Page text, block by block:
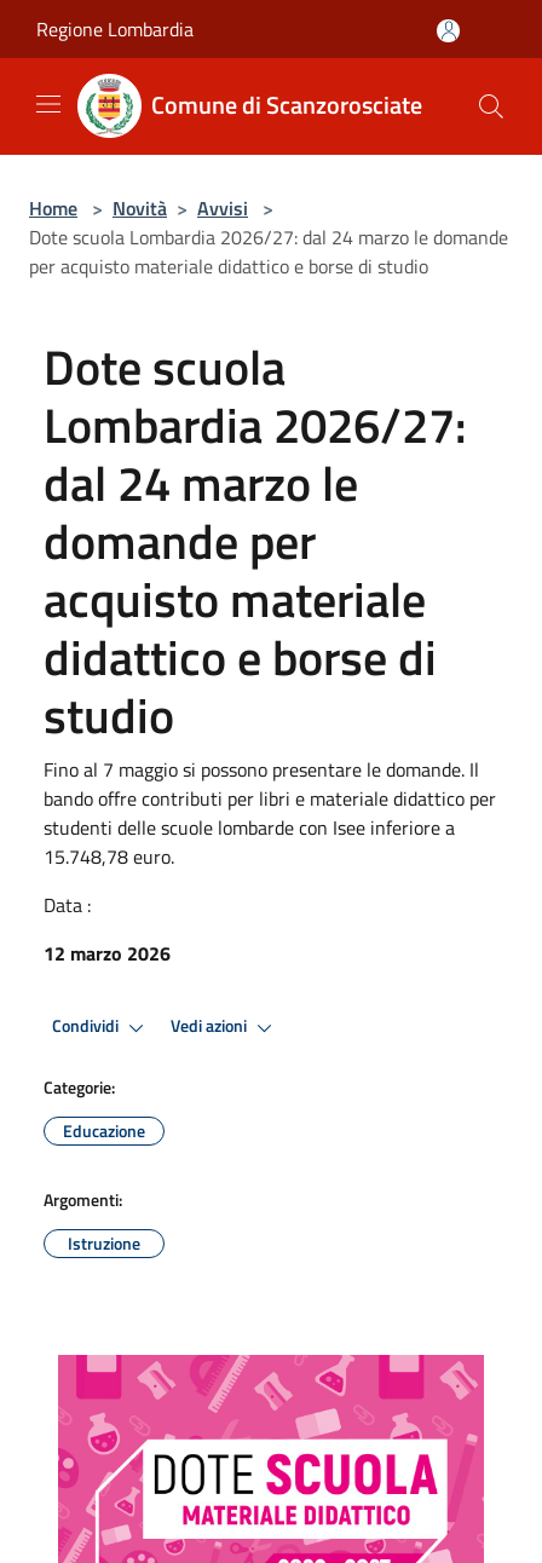
Regione Lombardia
Comune di Scanzorosciate
Home > Novità > Avvisi >
Dote scuola Lombardia 2026/27: dal 24 marzo le domande
per acquisto materiale didattico e borse di studio
Dote scuola
Lombardia 2026/27:
dal 24 marzo le
domande per
acquisto materiale
didattico e borse di
studio
Fino al 7 maggio si possono presentare le domande. Il
bando offre contributi per libri e materiale didattico per
studenti delle scuole lombarde con Isee inferiore a
15.748,78 euro.
Data :
12 marzo 2026
Condividi Vedi azioni
Categorie:
Educazione
Argomenti:
Istruzione